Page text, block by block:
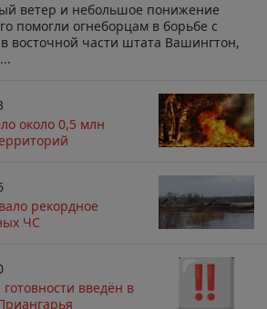
ветер и небольшое понижение
помогли огнеборцам в борьбе с
восточной части штата Вашингтон,
около 0,5 млн
рекордное
ЧС
введён в